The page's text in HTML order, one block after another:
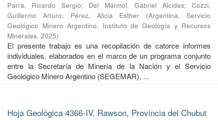
Parra, Ricardo Sergio; Del Mármol, Gabriel Alcides;Cozzi,
Guillermo Arturo; Pérez, Alicia Esther (Argentina. Servicio
Geológico Minero Argentino. Instituto de Geología y Recursos
Minerales, 2025)
El presente trabajo es una recopilación de catorce informes
individuales, elaborados en el marco de un programa conjunto
entre la Secretaría de Minería de la Nación y el Servicio
Geológico Minero Argentino (SEGEMAR), ...
Hoja Geológica 4366-IV, Rawson, Provincia del Chubut